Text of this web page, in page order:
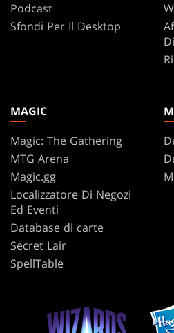
Podcast
Sfondi Per Il Desktop
MAGIC
Magic: The Gathering
MTG Arena
Magic.gg
Localizzatore Di Negozi
Ed Eventi
Database di carte
Secret Lair
SpellTable